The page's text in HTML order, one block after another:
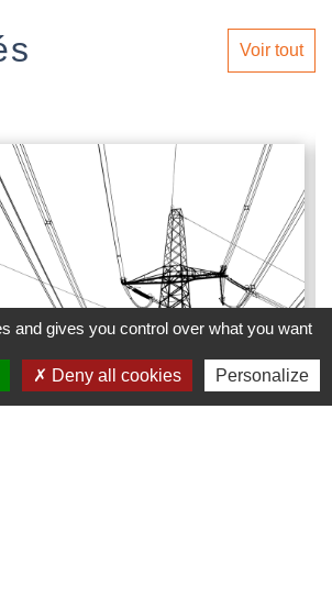
Voir tout
and gives you control over what you want
Deny all cookies Personalize